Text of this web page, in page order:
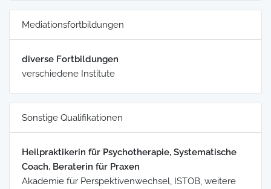
Mediationsfortbildungen
diverse Fortbildungen
verschiedene Institute
Sonstige Qualifikationen
Heilpraktikerin für Psychotherapie, Systematische
Coach, Beraterin für Praxen
Akademie für Perspektivenwechsel, ISTOB, weitere